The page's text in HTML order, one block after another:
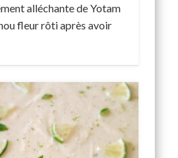
alléchante de Yotam
fleur rôti après avoir